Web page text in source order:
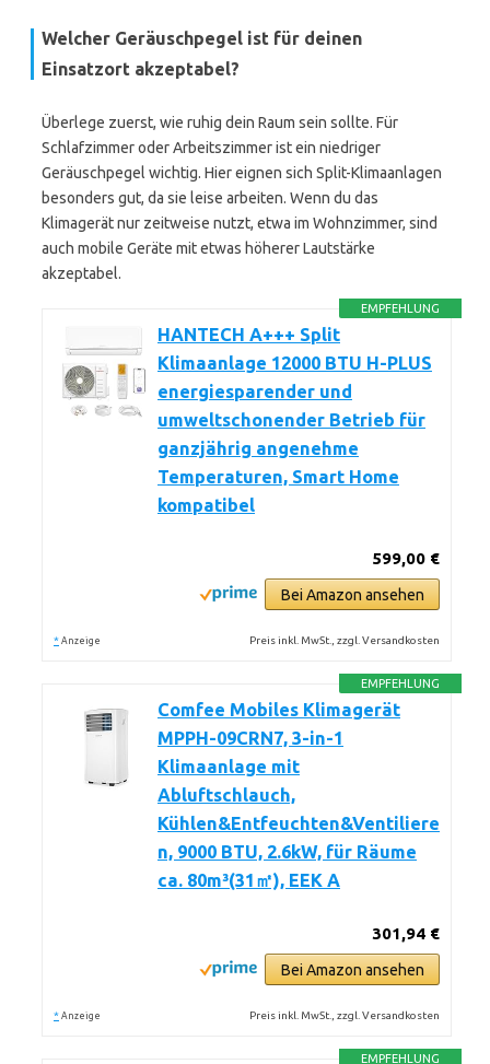
Welcher Geräuschpegel ist für deinen
Einsatzort akzeptabel?
Überlege zuerst, wie ruhig dein Raum sein sollte. Für
Schlafzimmer oder Arbeitszimmer ist ein niedriger
Geräuschpegel wichtig. Hier eignen sich Split-Klimaanlagen
besonders gut, da sie leise arbeiten. Wenn du das
Klimagerät nur zeitweise nutzt, etwa im Wohnzimmer, sind
auch mobile Geräte mit etwas höherer Lautstärke
akzeptabel.
EMPFEHLUNG
HANTECH A+++ Split
Klimaanlage 12000 BTU H-PLUS
energiesparender und
umweltschonender Betrieb für
ganzjährig angenehme
Temperaturen, Smart Home
kompatibel
599,00 €
Bei Amazon ansehen
* Anzeige Preis inkl. MwSt., zzgl. Versandkosten
EMPFEHLUNG
Comfee Mobiles Klimagerät
MPPH-09CRN7, 3-in-1
Klimaanlage mit
Abluftschlauch,
Kühlen&Entfeuchten&Ventiliere
n, 9000 BTU, 2.6kW, für Räume
ca. 80m³(31㎡), EEK A
301,94 €
Bei Amazon ansehen
* Anzeige Preis inkl. MwSt., zzgl. Versandkosten
EMPFEHLUNG